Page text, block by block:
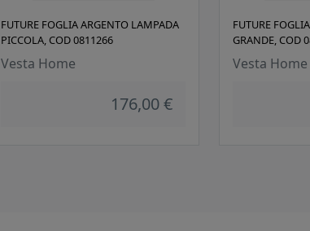
FUTURE FOGLIA ARGENTO LAMPADA
PICCOLA, COD 0811266
Vesta Home
176,00 €
FUTURE
GRANDE, COD
Vesta Home